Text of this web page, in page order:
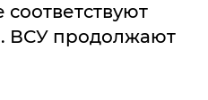
ВСУ продолжают